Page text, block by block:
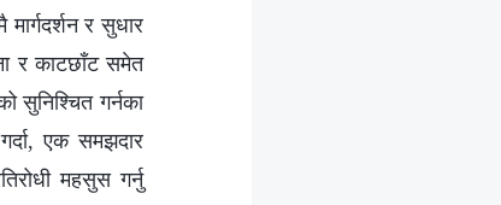
र सुधार
र काटछाँट समेत
सुनिश्चित गर्नका
एक समझदार
महसुस गर्नु